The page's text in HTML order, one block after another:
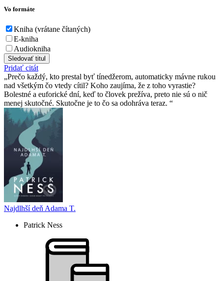
Vo formáte
Kniha (vrátane čítaných)
E-kniha
Audiokniha
Sledovať titul
Pridať citát
Prečo každý, kto prestal byť tínedžerom, automaticky mávne rukou
nad všetkým čo vtedy cítil? Koho zaujíma, že z toho vyrastie?
Bolestné a euforické dní, keď to človek prežíva, preto nie sú o nič
menej skutočné. Skutočne je to čo sa odohráva teraz.
Najdlhší deň Adama T.
Patrick Ness